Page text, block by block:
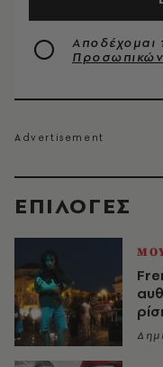
EΠΙΛΟΓΈΣ
Αποδέχομαι